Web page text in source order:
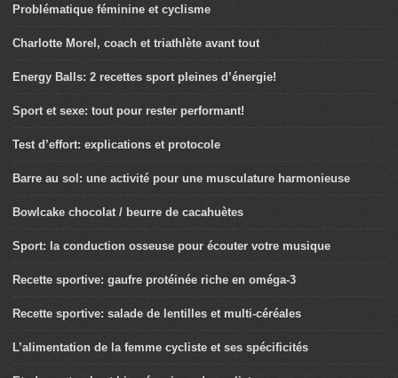
Problématique féminine et cyclisme
Charlotte Morel, coach et triathlète avant tout
Energy Balls: 2 recettes sport pleines d’énergie!
Sport et sexe: tout pour rester performant!
Test d’effort: explications et protocole
Barre au sol: une activité pour une musculature harmonieuse
Bowlcake chocolat / beurre de cacahuètes
Sport: la conduction osseuse pour écouter votre musique
Recette sportive: gaufre protéinée riche en oméga-3
Recette sportive: salade de lentilles et multi-céréales
L’alimentation de la femme cycliste et ses spécificités